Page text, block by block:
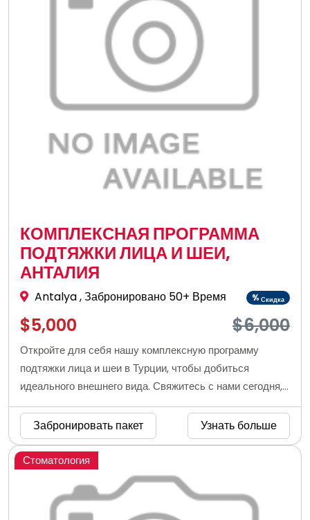
КОМПЛЕКСНАЯ ПРОГРАММА
ПОДТЯЖКИ ЛИЦА И ШЕИ,
АНТАЛИЯ
Antalya, Забронировано 50+ Время %Скидка
$5,000 $6,000
Откройте для себя нашу комплексную программу
подтяжки лица и шеи в Турции, чтобы добиться
идеального внешнего вида. Свяжитесь с нами сегодня,
чтобы получить наилучшие результаты в Центре
эстетической пластической хирургии в Анталии.
Забронировать пакет Узнать больше
Стоматология